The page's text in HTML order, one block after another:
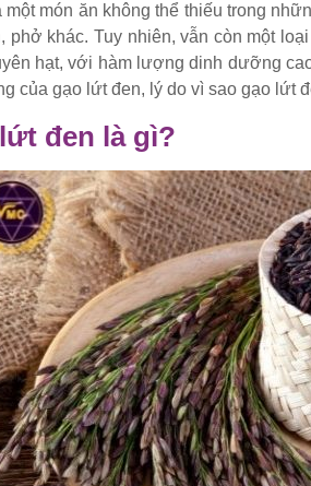
một món ăn không thể thiếu trong
phở khác. Tuy nhiên, vẫn còn một
hạt, với hàm lượng dinh dưỡng
của gạo lứt đen, lý do vì sao gạo lứt
đen là gì?